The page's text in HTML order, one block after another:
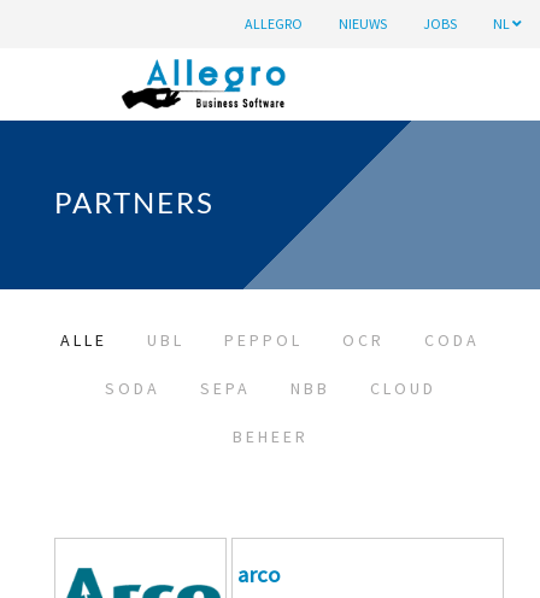
ALLEGRO NIEUWS JOBS NL
PARTNERS
ALLE UBL PEPPOL OCR CODA
SODA SEPA NBB CLOUD
BEHEER
arco